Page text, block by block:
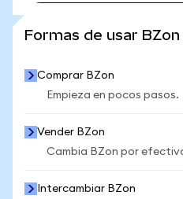
Formas de usar
Comprar BZon
Empieza en pocos pasos.
Vender BZon
Cambia BZon por
Intercambiar BZon